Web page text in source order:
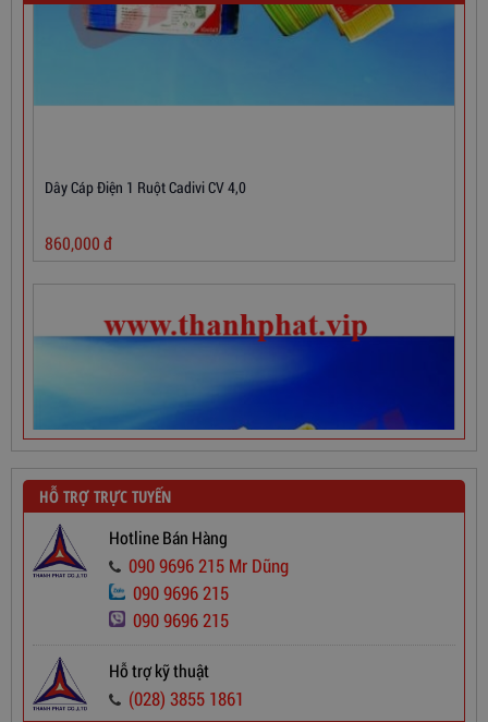
HỖ TRỢ TRỰC TUYẾN
Hotline Bán Hàng
090 9696 215 Mr Dũng
090 9696 215
090 9696 215
Hỗ trợ kỹ thuật
(028) 3855 1861